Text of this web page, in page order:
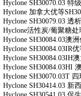
Hyclone SH30070.03 特
Hyclone 加拿大优等
Hyclone SH30079.03 透
Hyclone活性炭/葡聚糖处
Hyclone SH30084.03澳洲
Hyclone SH30084.03IR优
Hyclone SH30084.03IH
Hyclone SH30084.03HI
Hyclone SH30070.03T
Hyclone SH30414.03 新